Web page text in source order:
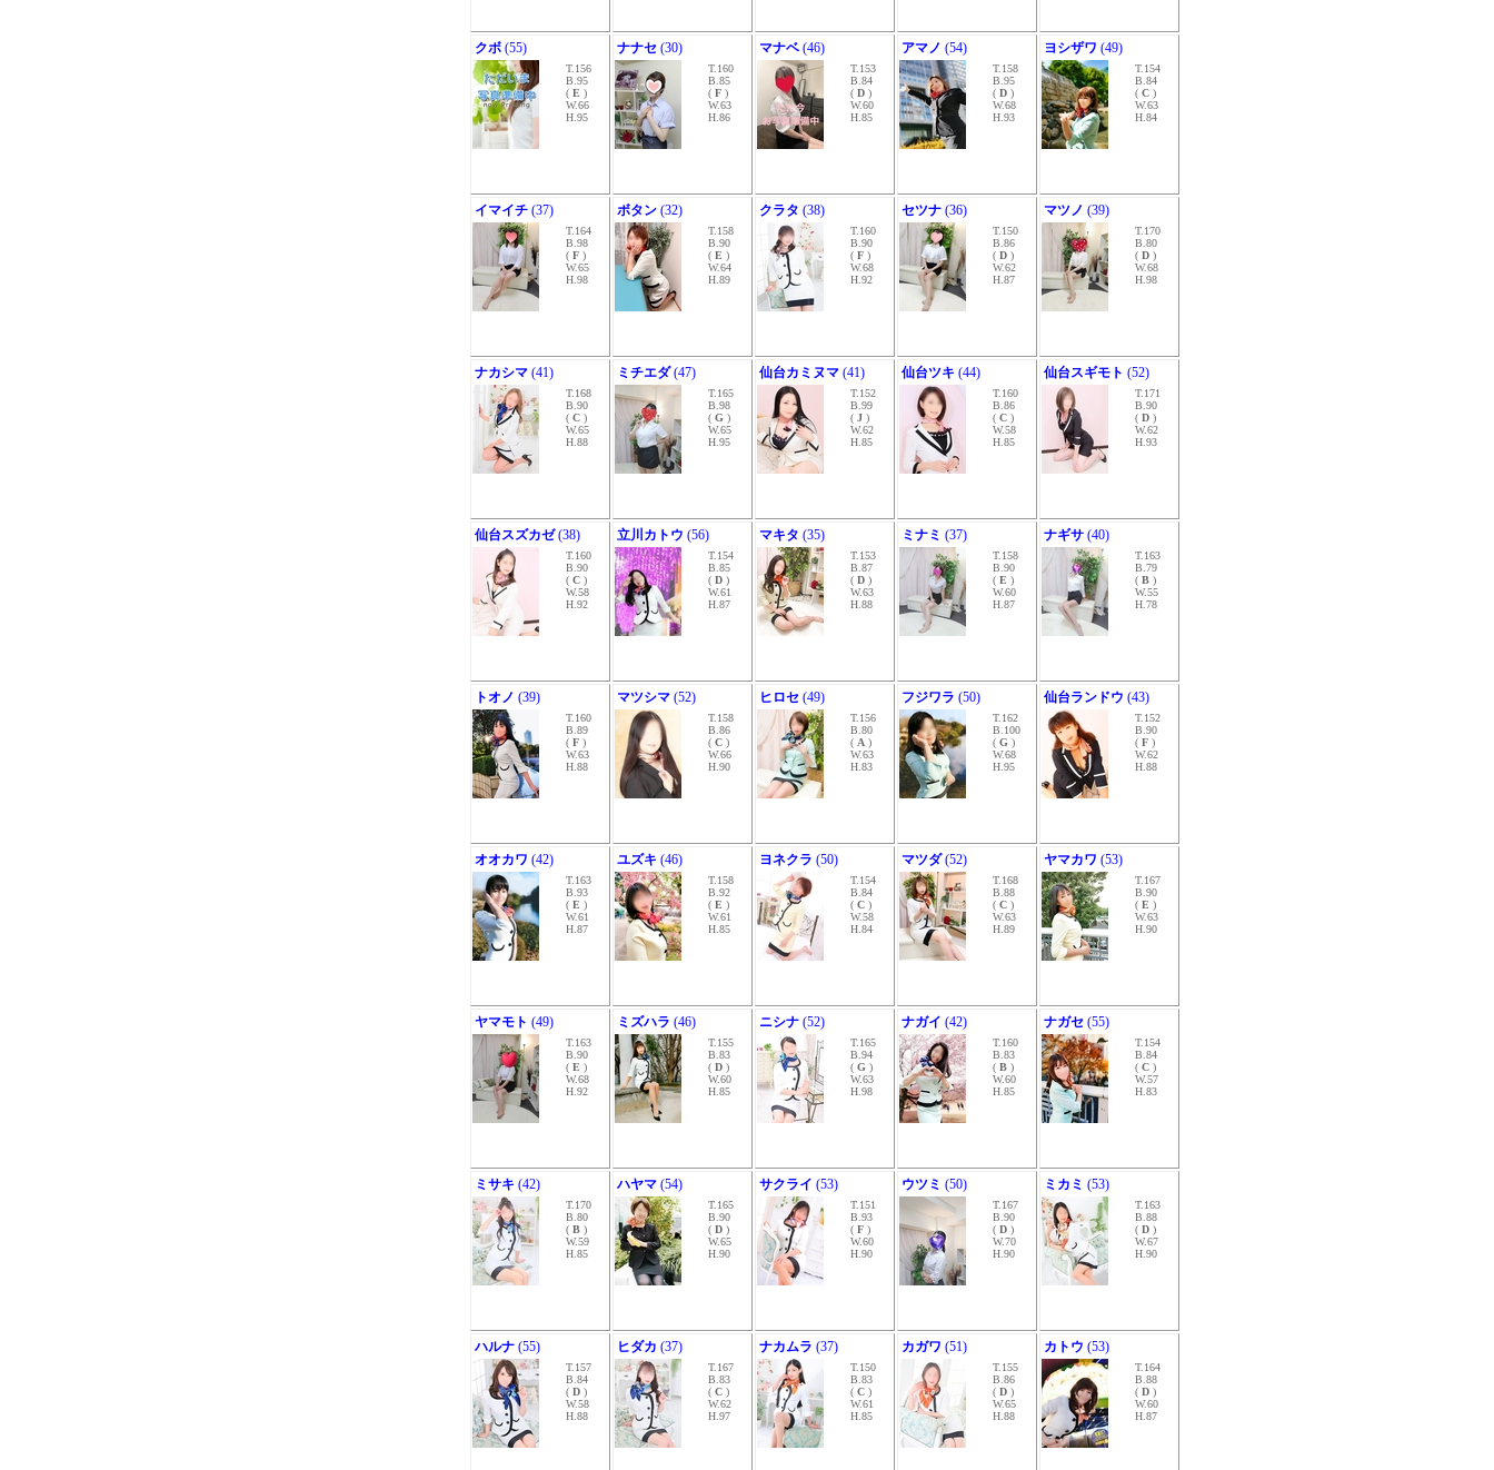
クボ (55)
T.156
B.95
( E )
W.66
H.95
ナナセ (30)
T.160
B.85
( F )
W.63
H.86
マナベ (46)
T.153
B.84
( D )
W.60
H.85
アマノ (54)
T.158
B.95
( D )
W.68
H.93
ヨシザワ (49)
T.154
B.84
( C )
W.63
H.84
イマイチ (37)
T.164
B.98
( F )
W.65
H.98
ボタン (32)
T.158
B.90
( E )
W.64
H.89
クラタ (38)
T.160
B.90
( F )
W.68
H.92
セツナ (36)
T.150
B.86
( D )
W.62
H.87
マツノ (39)
T.170
B.80
( D )
W.68
H.98
ナカシマ (41)
T.168
B.90
( C )
W.65
H.88
ミチエダ(47)
T.165
B.98
( G )
W.65
H.95
仙台カミヌマ (41)
T.152
B.99
( J )
W.62
H.85
仙台ツキ (44)
T.160
B.86
( C )
W.58
H.85
仙台スギモト (52)
T.171
B.90
( D )
W.62
H.93
仙台スズカゼ(38)
T.160
B.90
( C )
W.58
H.92
立川カトウ (56)
T.154
B.85
( D )
W.61
H.87
マキタ (35)
T.153
B.87
( D )
W.63
H.88
ミナミ (37)
T.158
B.90
( E )
W.60
H.87
ナギサ (40)
T.163
B.79
( B )
W.55
H.78
トオノ (39)
T.160
B.89
( F )
W.63
H.88
マツシマ (52)
T.158
B.86
( C )
W.66
H.90
ヒロセ (49)
T.156
B.80
( A )
W.63
H.83
フジワラ (50)
T.162
B.100
( G )
W.68
H.95
仙台ランドウ (43)
T.152
B.90
( F )
W.62
H.88
オオカワ (42)
T.163
B.93
( E )
W.61
H.87
ユズキ (46)
T.158
B.92
( E )
W.61
H.85
ヨネクラ (50)
T.154
B.84
( C )
W.58
H.84
マツダ(52)
T.168
B.88
( C )
W.63
H.89
ヤマカワ (53)
T.167
B.90
( E )
W.63
H.90
ヤマモト (49)
T.163
B.90
( E )
W.68
H.92
ミズハラ (46)
T.155
B.83
( D )
W.60
H.85
ニシナ (52)
T.165
B.94
( G )
W.63
H.98
ナガイ (42)
T.160
B.83
( B )
W.60
H.85
ナガセ (55)
T.154
B.84
( C )
W.57
H.83
ミサキ (42)
T.170
B.80
( B )
W.59
H.85
ハヤマ (54)
T.165
B.90
( D )
W.65
H.90
サクライ (53)
T.151
B.93
( F )
W.60
H.90
ウツミ (50)
T.167
B.90
( D )
W.70
H.90
ミカミ (53)
T.163
B.88
( D )
W.67
H.90
ハルナ (55)
T.157
B.84
( D )
W.58
H.88
ヒダカ (37)
T.167
B.83
( C )
W.62
H.97
ナカムラ (37)
T.150
B.83
( C )
W.61
H.85
カガワ (51)
T.155
B.86
( D )
W.65
H.88
カトウ (53)
T.164
B.88
( D )
W.60
H.87